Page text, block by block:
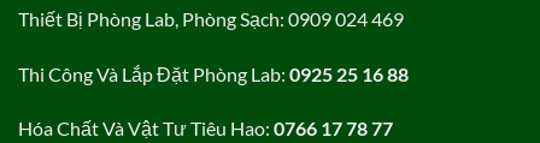
Thiết Bị Phòng Lab, Phòng Sạch: 0909 024 469
Thi Công Và Lắp Đặt Phòng Lab: 0925 25 16 88
Hóa Chất Và Vật Tư Tiêu Hao: 0766 17 78 77